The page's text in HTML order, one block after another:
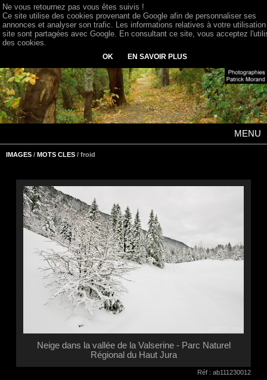
MENU
IMAGES / MOTS CLES / froid
Neige dans la vallée de la Valserine - Parc Naturel
Régional du Haut Jura
Réf : ab111230012
Ne vous retournez pas vous êtes suivis !
Ce site utilise des cookies provenant de Google afin de personnaliser ses
annonces et analyser son trafic. Les informations relatives à votre
site sont partagées avec Google. En consultant ce site, vous acceptez
des cookies.
OK EN SAVOIR PLUS